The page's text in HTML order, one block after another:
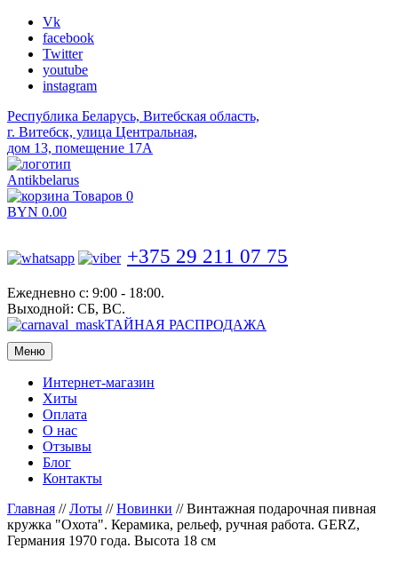
Vk
facebook
Twitter
youtube
instagram
Республика Беларусь, Витебская область,
г. Витебск, улица Центральная,
дом 13, помещение 17А
Antikbelarus
Товаров 0
BYN 0.00
+375 29 211 07 75
Ежедневно с: 9:00 - 18:00.
Выходной: СБ, ВС.
ТАЙНАЯ РАСПРОДАЖА
Меню
Интернет-магазин
Хиты
Оплата
О нас
Отзывы
Блог
Контакты
Главная //Лоты //Новинки //Винтажная подарочная пивная
кружка "Охота". Керамика, рельеф, ручная работа. GERZ,
Германия 1970 года. Высота 18 см